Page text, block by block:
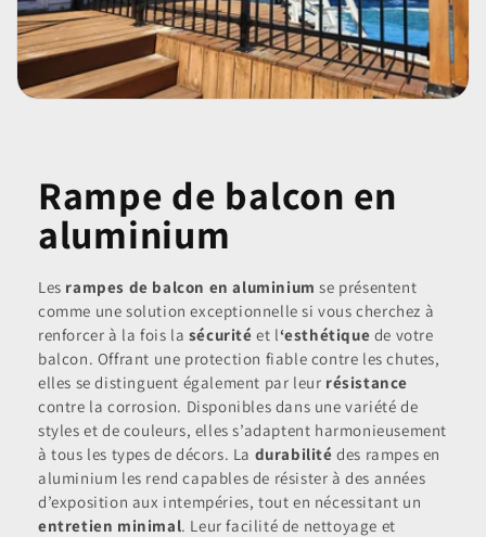
Rampe de balcon en
aluminium
Les rampes de balcon en aluminium se présentent
comme une solution exceptionnelle si vous cherchez à
renforcer à la fois la sécurité et l‘esthétique de votre
balcon. Offrant une protection fiable contre les chutes,
elles se distinguent également par leur résistance
contre la corrosion. Disponibles dans une variété de
styles et de couleurs, elles s’adaptent harmonieusement
à tous les types de décors. La durabilité des rampes en
aluminium les rend capables de résister à des années
d’exposition aux intempéries, tout en nécessitant un
entretien minimal. Leur facilité de nettoyage et